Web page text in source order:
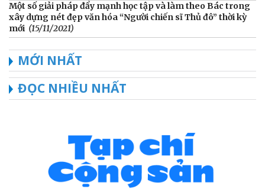
Một số giải pháp đẩy mạnh học tập và làm theo Bác trong
xây dựng nét đẹp văn hóa “Người chiến sĩ Thủ đô” thời kỳ
mới (15/11/2021)
MỚI NHẤT
ĐỌC NHIỀU NHẤT